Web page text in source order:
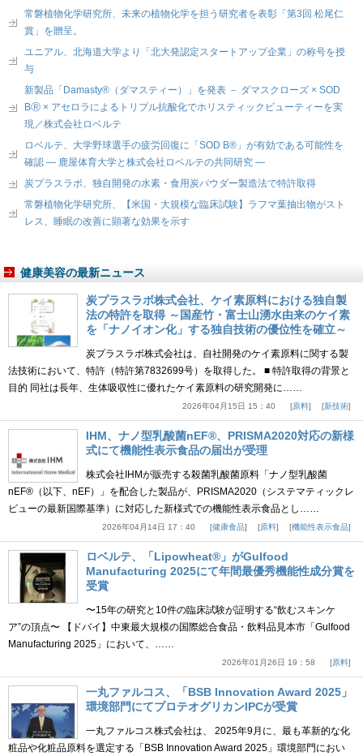
常磐植物化学研究所、未来の植物化学を担う研究者を表彰「第3回 松尾仁
賞」を贈呈。
ユニアル、北海道大学より「北大発認定スタートアップ企業」の称号を授
与
新製品「Damasty®（ダマスティー）」を発表 － ダマスクローズ × SOD
BⓇ × アセロラによるトリプル抗酸化でホリスティックビューティーを実
現／株式会社ロベルテ
ロベルテ、大学野球選手の疲労回復に「SOD B®」が有効である可能性を
確認 ― 鹿屋体育大学と株式会社ロベルテの共同研究 ―
炭プラスラボ、独自開発の水素・食用炭パウダー製造法で特許取得
常磐植物化学研究所、【米国・大規模な臨床試験】ラフマ葉抽出物がスト
レス、睡眠の改善に顕著な効果を示す
健康美容の最新ニュース
炭プラスラボ株式会社、ケイ素原料における独自製
法の特許を取得 ～国産竹・富士山湧水由来のケイ素
を「ナノイオン化」する独自技術の優位性を確立～
炭プラスラボ株式会社は、自社開発のケイ素原料に関する製
法技術において、特許（特許第7832699号）を取得した。 ■ 特許取得の背景と
目的 同社は長年、生体吸収性に優れたケイ素原料の研究開発に……
2026年04月15日 15：40 原料 新技術
IHM、ナノ型乳酸菌nEF®、PRISMA2020対応の新様
式にて機能性表示食品の届出が受理
株式会社IHMが販売する殺菌乳酸菌原料「ナノ型乳酸菌
nEF®（以下、nEF）」を配合した製品が、PRISMA2020（システマティックレ
ビューの最新国際基準）に対応した新様式での機能性表示食品とし……
2026年04月14日 17：40 健康食品 原料 機能性表示食品
ロベルテ、「Lipowheat®」がGulfood
Manufacturing 2025にて年間最優秀機能性成分賞を
受賞
〜15年の研究と10件の臨床試験が証明する“飲むスキンケ
ア”の頂点〜 【ドバイ】中東最大規模の国際総合食品・飲料品見本市「Gulfood
Manufacturing 2025」において、……
2026年01月26日 19：58 原料
一丸ファルコス、「BSB Innovation Award 2025」
環境部門にてプロテオグリカンIPCが受賞
一丸ファルコス株式会社は、 2025年9月に、最も革新的な化
粧品や化粧品原料を選定する「BSB Innovation Award 2025」環境部門におい